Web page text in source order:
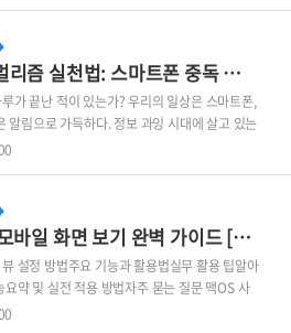
디지털 미니멀리즘 실천법: 스마트폰 중독 해결과 집중력 향상 팁
가 끝난 적이 있는가? 우리의 일상은 스마트폰,
알림으로 가득하다. 정보 과잉 시대에 살고 있는
홍수에 빠져 집중력을 잃고 있다. 하지만 걱정
서 벗어나는 3가지 방법3. 디지털 디톡스와 기
천법4. 일상에서 디지털 미니멀리즘을 실현하
묻는 질문7. 결론 1. 디지털 미니멀리즘의 정
니멀리즘은 기술의 사용을 줄이고 본질적으로
중하는 삶의 방식을 뜻한다.핵심 원칙: 기술은 도
되어서는 안..
맥북 사파리 모바일 화면 보기 완벽 가이드 [2024년 최신]
설정 방법주요 기능과 활용법실무 활용 팁알아
약 및 실전 적용 방법자주 묻는 질문 맥OS 사
리를 기본 브라우저로 사용하는 사람들이라면